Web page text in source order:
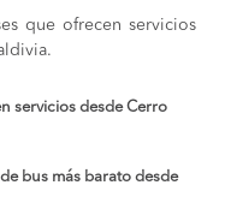
que ofrecen servicios
servicios desde Cerro
bus más barato desde